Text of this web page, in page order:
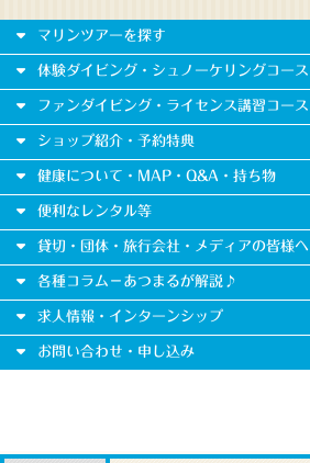
マリンツアーを探す
体験ダイビング・シュノーケリングコース
ファンダイビング・ライセンス講習コース
ショップ紹介・予約特典
健康について・MAP・Q&A・持ち物
便利なレンタル等
貸切・団体・旅行会社・メディアの皆様へ
各種コラム－あつまるが解説♪
求人情報・インターンシップ
お問い合わせ・申し込み